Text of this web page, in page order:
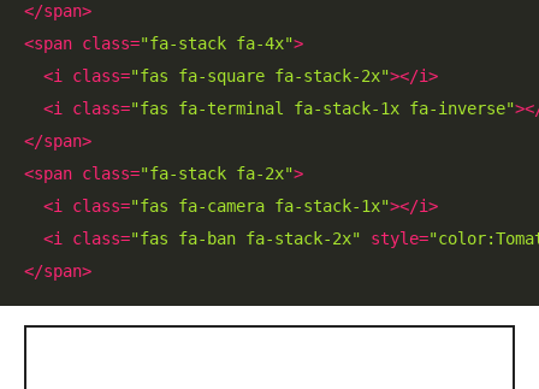
</span>
<span class="fa-stack fa-4x">
<i class="fas fa-square fa-stack-2x"></i>
<i class="fas fa-terminal fa-stack-1x fa-inverse">
</span>
<span class="fa-stack fa-2x">
<i class="fas fa-camera fa-stack-1x"></i>
<i class="fas fa-ban fa-stack-2x" style=
</span>